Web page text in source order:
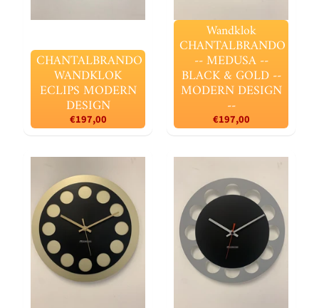
CHANTALBRANDO
WANDKLOK
ECLIPS MODERN
DESIGN
€197,00
Wandklok
CHANTALBRANDO
-- MEDUSA --
BLACK & GOLD --
MODERN DESIGN
--
€197,00